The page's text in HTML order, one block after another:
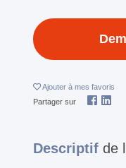
Ajouter à mes favoris
Partager sur
Descriptif de